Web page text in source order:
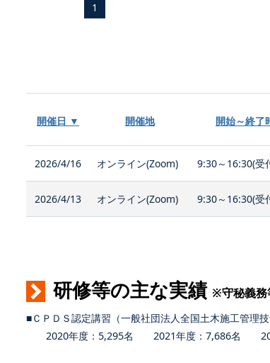
1
開催日 ▼ 開催地 開始～終了
2026/4/16 オンライン(Zoom) 9:30～16:30(受
2026/4/13 オンライン(Zoom) 9:30～16:30(受
研修等の主な実績 ※守秘義務
■ＣＰＤＳ認定講習（一般社団法人全国土木施工管理技
2020年度：5,295名 2021年度：7,686名